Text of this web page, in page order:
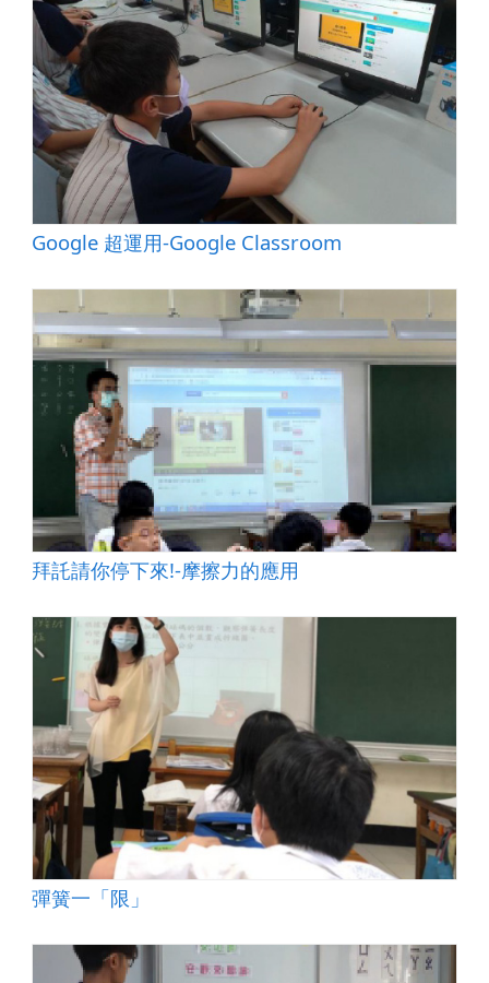
Google 超運用-Google Classroom
拜託請你停下來!-摩擦力的應用
彈簧一「限」